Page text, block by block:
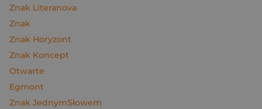
Znak Literanova
Znak
Znak Horyzont
Znak Koncept
Otwarte
Egmont
Znak JednymSłowem